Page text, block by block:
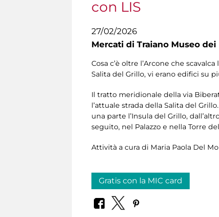
con LIS
27/02/2026
Mercati di Traiano Museo
Cosa c’è oltre l’Arcone che
Salita del Grillo, vi erano edifici su
Il tratto meridionale della via
l’attuale strada della Salita del
una parte l’Insula del Grillo,
seguito, nel Palazzo e nella Torre
Attività a cura di Maria Paola Del
Gratis con la MIC card